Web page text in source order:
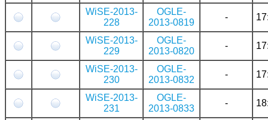
WiSE-2013-
228
OGLE-
2013-0819
-
WiSE-2013-
229
OGLE-
2013-0820
-
WiSE-2013-
230
OGLE-
2013-0832
-
WiSE-2013-
231
OGLE-
2013-0833
-